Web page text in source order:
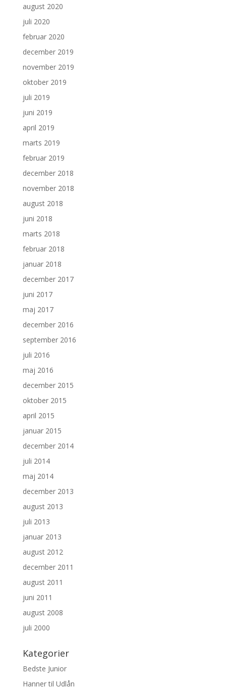
august 2020
juli 2020
februar 2020
december 2019
november 2019
oktober 2019
juli 2019
juni 2019
april 2019
marts 2019
februar 2019
december 2018
november 2018
august 2018
juni 2018
marts 2018
februar 2018
januar 2018
december 2017
juni 2017
maj 2017
december 2016
september 2016
juli 2016
maj 2016
december 2015
oktober 2015
april 2015
januar 2015
december 2014
juli 2014
maj 2014
december 2013
august 2013
juli 2013
januar 2013
august 2012
december 2011
august 2011
juni 2011
august 2008
juli 2000
Kategorier
Bedste Junior
Hanner til Udlån